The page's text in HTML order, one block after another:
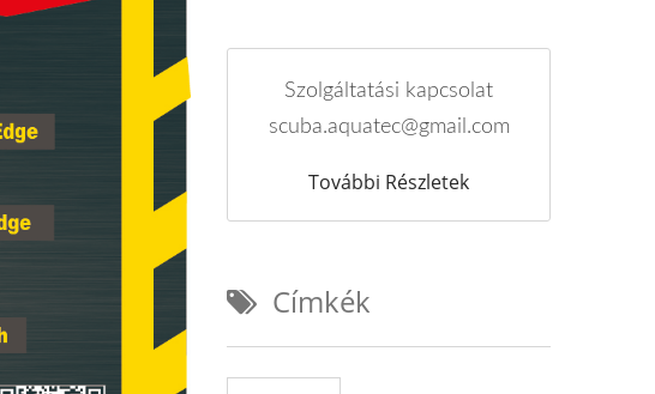
Szolgáltatási kapcsolat
scuba.aquatec@gmail.com
További Részletek
Címkék